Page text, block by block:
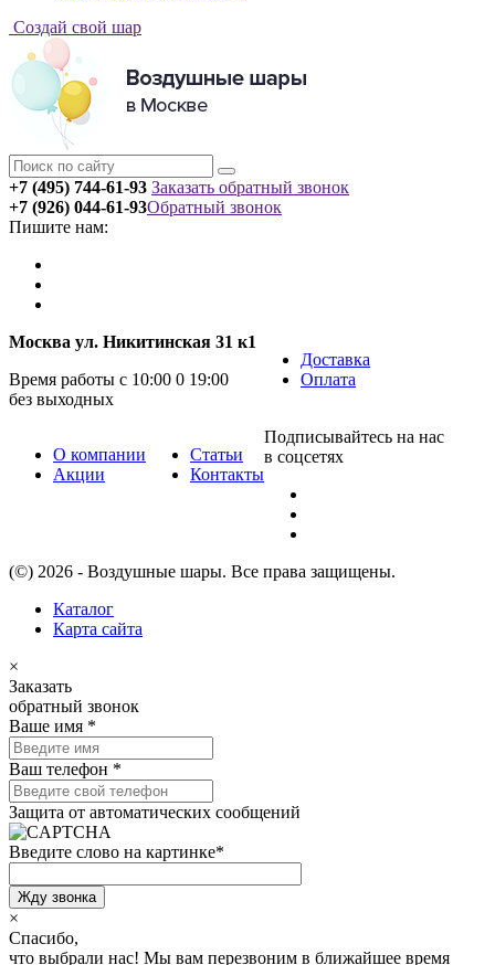
Создай свой шар
+7 (495) 744-61-93 Заказать обратный звонок
+7 (926) 044-61-93
Пишите нам:
Обратный звонок
Москва ул. Никитинская 31 к1
Время работы с 10:00 0 19:00
без выходных
Доставка
Оплата
О компании
Акции
Статьи
Контакты
Подписывайтесь на нас
в соцсетях
(©) 2026 - Воздушные шары. Все права защищены.
Каталог
Карта сайта
×
Заказать
обратный звонок
Ваше имя *
Ваш телефон *
Защита от автоматических сообщений
Введите слово на картинке*
×
Спасибо,
что выбрали нас! Мы вам перезвоним в ближайшее время